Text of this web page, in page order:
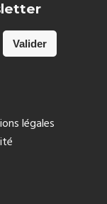
légales